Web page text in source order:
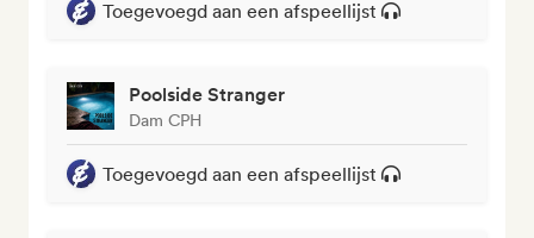
Toegevoegd aan een afspeellijst
Poolside Stranger
Dam CPH
Toegevoegd aan een afspeellijst